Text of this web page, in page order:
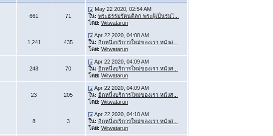
661 71
May 22 2020, 02:54 AM
ใน: พระธรรมรัตนดิลก พระผู้เป็นร่มโ...
โดย: Witwatarun
1,241 435
Apr 22 2020, 04:08 AM
ใน: อีกหนึ่งบริการใหม่ของเรา หนังส...
โดย: Witwatarun
248 70
Apr 22 2020, 04:09 AM
ใน: อีกหนึ่งบริการใหม่ของเรา หนังส...
โดย: Witwatarun
23 205
Apr 22 2020, 04:09 AM
ใน: อีกหนึ่งบริการใหม่ของเรา หนังส...
โดย: Witwatarun
8 3
Apr 22 2020, 04:10 AM
ใน: อีกหนึ่งบริการใหม่ของเรา หนังส...
โดย: Witwatarun